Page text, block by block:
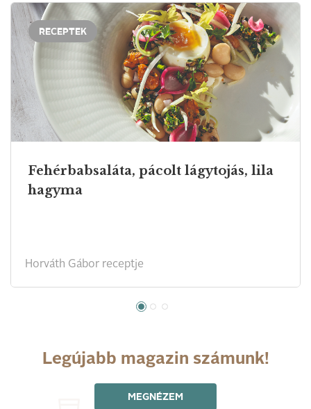
RECEPTEK
Fehérbabsaláta, pácolt lágytojás, lila
hagyma
Horváth Gábor receptje
Legújabb magazin számunk!
MEGNÉZEM